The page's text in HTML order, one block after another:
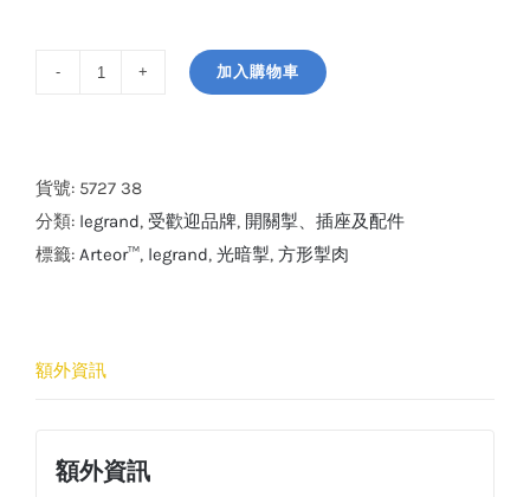
10V
輕
觸
開
色)
加入購物車
貨號: 5727 38
分類: legrand, 受歡迎品牌, 開關掣、插座及配件
標籤: Arteor™, legrand, 光暗掣, 方形掣肉
額外資訊
額外資訊